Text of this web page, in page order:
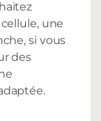
une
si vous
des